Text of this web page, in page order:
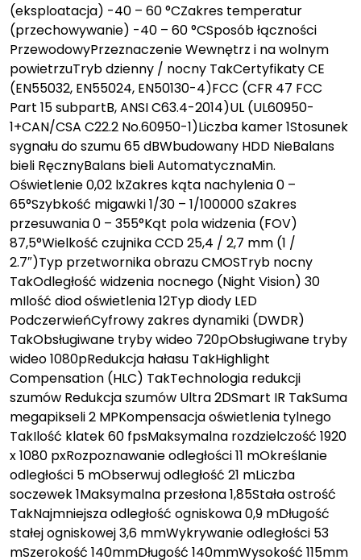
(eksploatacja) -40 – 60 °CZakres temperatur
(przechowywanie) -40 – 60 °CSposób łączności
PrzewodowyPrzeznaczenie Wewnętrz i na wolnym
powietrzuTryb dzienny / nocny TakCertyfikaty CE
(EN55032, EN55024, EN50130-4)FCC (CFR 47 FCC
Part 15 subpartB, ANSI C63.4-2014)UL (UL60950-
1+CAN/CSA C22.2 No.60950-1)Liczba kamer 1Stosunek
sygnału do szumu 65 dBWbudowany HDD NieBalans
bieli RęcznyBalans bieli AutomatycznaMin.
Oświetlenie 0,02 lxZakres kąta nachylenia 0 –
65°Szybkość migawki 1/30 – 1/100000 sZakres
przesuwania 0 – 355°Kąt pola widzenia (FOV)
87,5°Wielkość czujnika CCD 25,4 / 2,7 mm (1 /
2.7″)Typ przetwornika obrazu CMOSTryb nocny
TakOdległość widzenia nocnego (Night Vision) 30
mIlość diod oświetlenia 12Typ diody LED
PodczerwieńCyfrowy zakres dynamiki (DWDR)
TakObsługiwane tryby wideo 720pObsługiwane tryby
wideo 1080pRedukcja hałasu TakHighlight
Compensation (HLC) TakTechnologia redukcji
szumów Redukcja szumów Ultra 2DSmart IR TakSuma
megapikseli 2 MPKompensacja oświetlenia tylnego
TakIlość klatek 60 fpsMaksymalna rozdzielczość 1920
x 1080 pxRozpoznawanie odległości 11 mOkreślanie
odległości 5 mObserwuj odległość 21 mLiczba
soczewek 1Maksymalna przesłona 1,85Stała ostrość
TakNajmniejsza odległość ogniskowa 0,9 mDługość
stałej ogniskowej 3,6 mmWykrywanie odległości 53
mSzerokość 140mmDługość 140mmWysokość 115mm